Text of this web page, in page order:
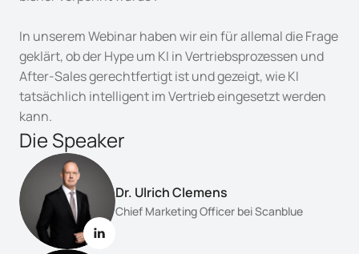
In unserem Webinar haben wir ein für allemal die Frage
geklärt, ob der Hype um KI in Vertriebsprozessen und
After-Sales gerechtfertigt ist und gezeigt, wie KI
tatsächlich intelligent im Vertrieb eingesetzt werden
kann.
Die Speaker
Dr. Ulrich Clemens
Chief Marketing Officer bei Scanblue